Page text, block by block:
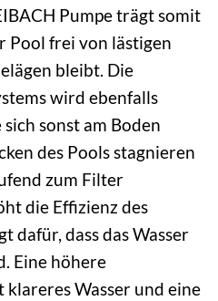
Pumpe trägt somit
Pool frei von lästigen
bleibt. Die
wird ebenfalls
sonst am Boden
des Pools stagnieren
zum Filter
die Effizienz des
dafür, dass das Wasser
Eine höhere
Wasser und eine